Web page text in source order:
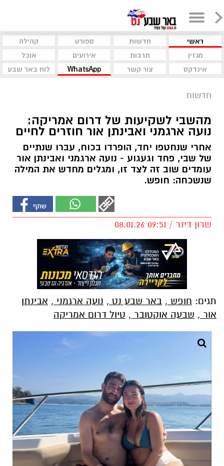
ראשי חדשות ספורט
קהילה
מגזין
תרבות אירועים
אוכל
אינדקס
צור קשר WhatsApp לוח באר שבע
חדשות
מהשבי לשקיעות של דרום אמריקה:
נועה ארגמני ואבינתן אור חוזרים לחיים
אחרי שנחטפו יחד, הופרדו בכוח, עברו שנתיים
של שבי, פחד וגעגוע - נועה ארגמני ואבינתן אור
עומדים שוב זה לצד זו, ומגלים מחדש את המילה
שנשכחה: חופש.
שרון דינר / 09:51 08.01.26
תגים: חופש , באר שבע נט , נועה ארגמני , אבינתן
אור , שבעה אוקטובר , טיול דרום אמריקה